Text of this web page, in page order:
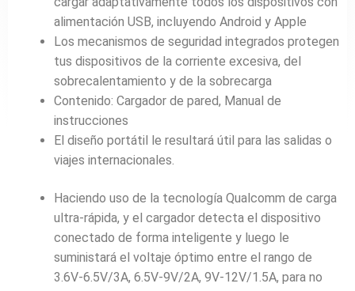
alimentación USB, incluyendo Android y Apple
Los mecanismos de seguridad integrados protegen
tus dispositivos de la corriente excesiva, del
sobrecalentamiento y de la sobrecarga
Contenido: Cargador de pared, Manual de
instrucciones
El diseño portátil le resultará útil para las salidas o
viajes internacionales.
Haciendo uso de la tecnología Qualcomm de carga
ultra-rápida, y el cargador detecta el dispositivo
conectado de forma inteligente y luego le
suministará el voltaje óptimo entre el rango de
3.6V-6.5V/3A, 6.5V-9V/2A, 9V-12V/1.5A, para no